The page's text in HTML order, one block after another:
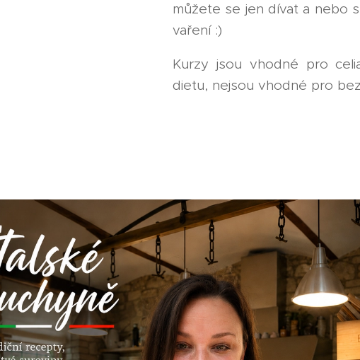
můžete se jen dívat a nebo
vaření :)
Kurzy jsou vhodné pro
dietu, nejsou vhodné pro